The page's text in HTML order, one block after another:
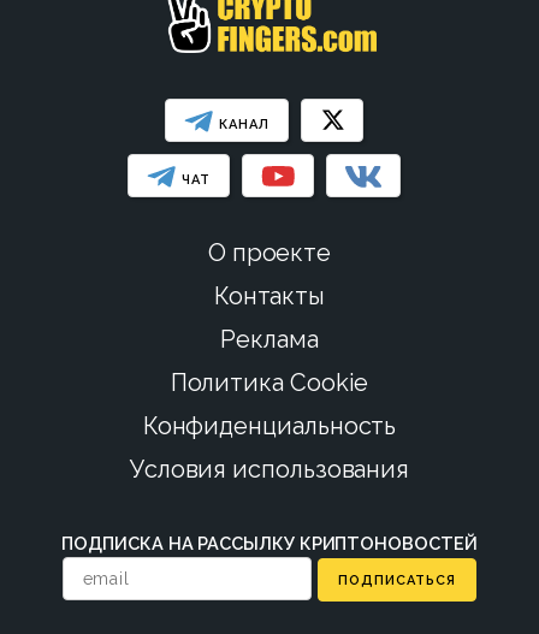
КАНАЛ
ЧАТ
О проекте
Контакты
Реклама
Политика Cookie
Конфиденциальность
Условия использования
ПОДПИСКА НА РАССЫЛКУ КРИПТОНОВОСТЕЙ
ПОДПИСАТЬСЯ